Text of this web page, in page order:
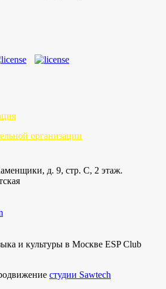
организации
д. 9, стр. С, 2 этаж.
и культуры в Москве ESP Club
студии Sawtech